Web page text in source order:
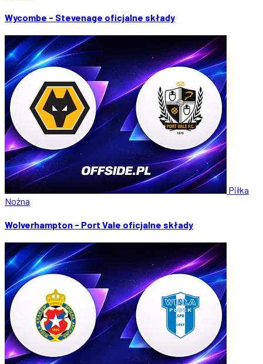
Wycombe - Stevenage oficjalne składy
Piłka
Nożna
Wolverhampton - Port Vale oficjalne składy